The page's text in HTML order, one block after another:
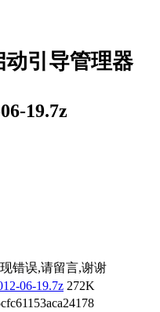
动引导管理器
19.7z
错误,请留言,谢谢
06-19.7z 272K